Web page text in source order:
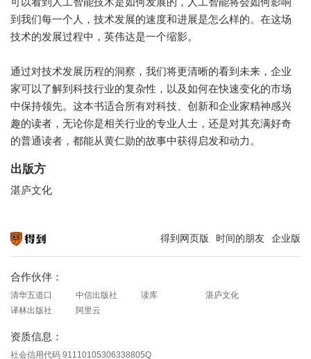
到我们每一个人，技术发展的速度和进展是怎么样的。在这场
技术的发展过程中，英伟达是一个缩影。
通过对技术发展历程的洞察，我们将更清晰的看到未来，企业
家可以了解到科技行业的复杂性，以及如何在快速变化的市场
中保持领先。这本书适合所有对科技、创新和企业家精神感兴
趣的读者，无论你是相关行业的专业人士，还是对其充满好奇
的普通读者，都能从黄仁勋的故事中获得启发和动力。
出版方
湛庐文化
得到网页版 时间的朋友 企业版
合作伙伴：
清华五道口 中信出版社 读库
湛庐文化
译林出版社
阿里云
资质信息：
社会信用代码 91110105306338805Q